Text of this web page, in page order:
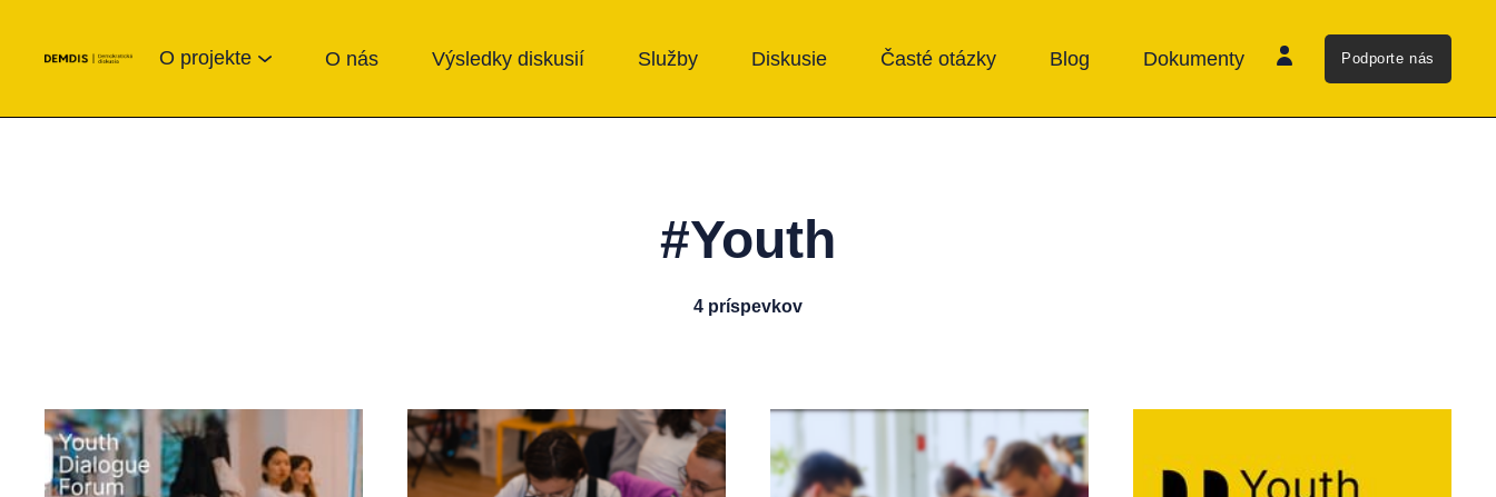
O projekte O nás Výsledky diskusií Služby Diskusie Časté otázky Blog Dokumenty Podporte nás
#Youth
4 príspevkov